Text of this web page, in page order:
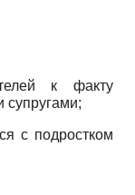
к факту
с подростком